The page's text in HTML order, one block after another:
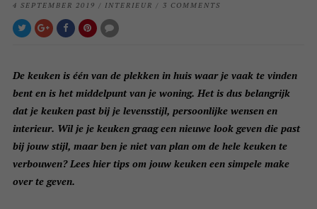
4 SEPTEMBER 2019 / INTERIEUR / 3 COMMENTS
De keuken is één van de plekken in huis waar je vaak te vinden
bent en is het middelpunt van je woning. Het is dus belangrijk
dat je keuken past bij je levensstijl, persoonlijke wensen en
interieur. Wil je je keuken graag een nieuwe look geven die past
bij jouw stijl, maar ben je niet van plan om de hele keuken te
verbouwen? Lees hier tips om jouw keuken een simpele make
over te geven.